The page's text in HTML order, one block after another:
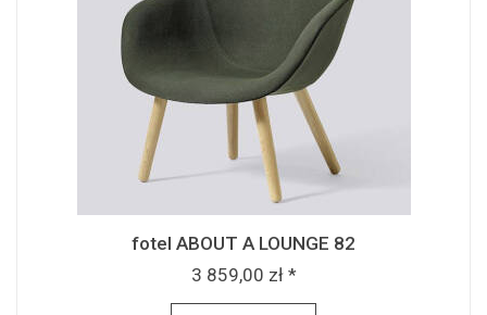
fotel ABOUT A LOUNGE 82
3 859,00 zł *